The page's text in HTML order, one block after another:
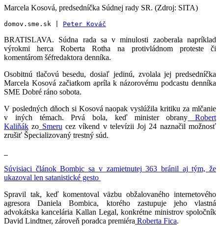
Marcela Kosová, predsedníčka Súdnej rady SR. (Zdroj: SITA)
domov.sme.sk | Peter Kováč
BRATISLAVA. Súdna rada sa v minulosti zaoberala napríklad
výrokmi herca Roberta Rotha na protivládnom proteste či
komentárom šéfredaktora denníka.
Osobitnú tlačovú besedu, dosiaľ jedinú, zvolala jej predsedníčka
Marcela Kosová začiatkom apríla k názorovému podcastu denníka
SME Dobré ráno sobota.
V posledných dňoch si Kosová naopak vyslúžila kritiku za mlčanie
v iných témach. Prvá bola, keď minister obrany Robert
Kaliňák zo Smeru cez víkend v televízii Joj 24 naznačil možnosť
zrušiť Špecializovaný trestný súd.
Súvisiaci článokBombic sa v zamietnutej 363 bránil aj tým, že
ukazoval len satanistické gesto
Spravil tak, keď komentoval väzbu obžalovaného internetového
agresora Daniela Bombica, ktorého zastupuje jeho vlastná
advokátska kancelária Kallan Legal, konkrétne ministrov spoločník
David Lindtner, zároveň poradca premiéra Roberta Fica.